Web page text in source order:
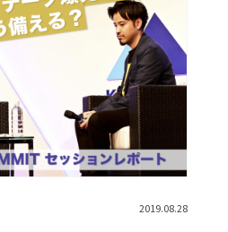
Momentum
ScaleOut
ScaleOut DSP
Supership Search Solution（S4）
UltraImpression
VR
リフィケーション
エンジニア
キャリア
クトマーケティング
2019.08.28